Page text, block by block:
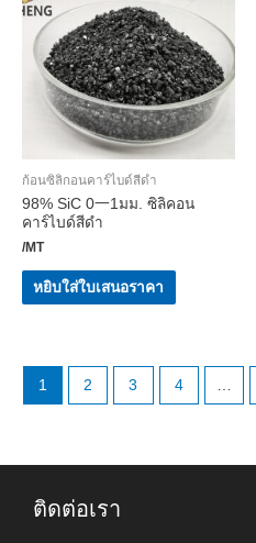
ก้อนซิลิกอนคาร์ไบด์สีดำ
98% SiC 0一1มม. ซิลิคอน
คาร์ไบด์สีดำ
/MT
หยิบใส่ใบเสนอราคา
1 2 3 4
ติดต่อเรา